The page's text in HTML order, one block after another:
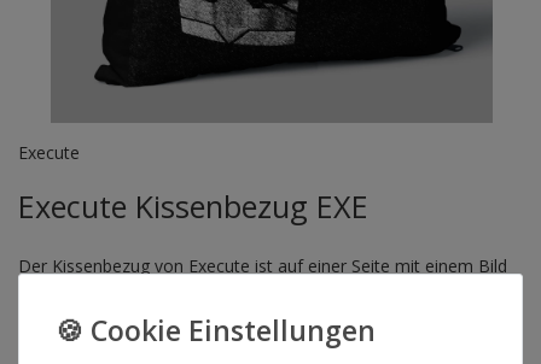
Execute
Execute Kissenbezug EXE
Der Kissenbezug von Execute ist auf einer Seite mit einem Bild
versehen.
Der Bezug hat die Maße: 40cm x 40cm